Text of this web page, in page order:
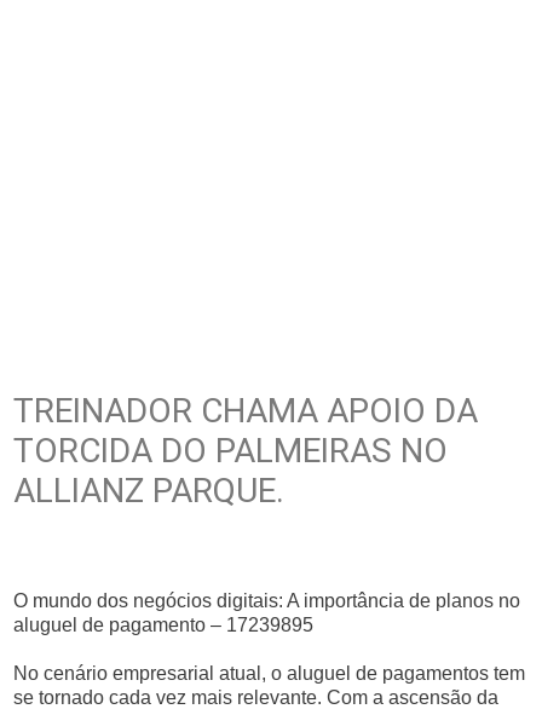
TREINADOR CHAMA APOIO DA
TORCIDA DO PALMEIRAS NO
ALLIANZ PARQUE.
O mundo dos negócios digitais: A importância de planos no
aluguel de pagamento – 17239895
No cenário empresarial atual, o aluguel de pagamentos tem
se tornado cada vez mais relevante. Com a ascensão da